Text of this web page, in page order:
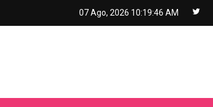
07 Ago, 2026 10:19:47 AM